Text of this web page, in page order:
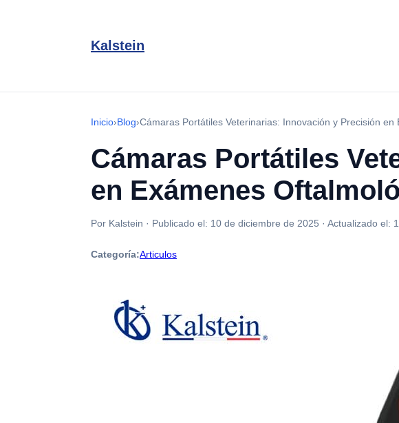
Kalstein
Inicio›Blog›Cámaras Portátiles Veterinarias: Innovación y Precisión en
Cámaras Portátiles
en Exámenes
Por Kalstein · Publicado el: 10 de diciembre de 2025 · Actualizado el:
Categoría:Articulos